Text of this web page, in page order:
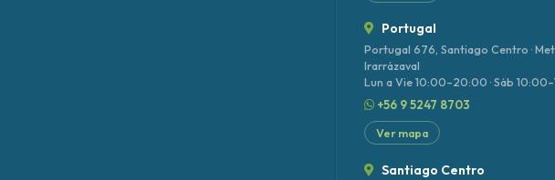
Portugal
Portugal 676, Santiago Centro ·
Irarrázaval
Lun a Vie 10:00–20:00 · Sáb
+56 9 5247 8703
Ver mapa
Santiago Centro